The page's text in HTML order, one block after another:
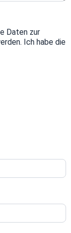
Daten zur
Ich habe die